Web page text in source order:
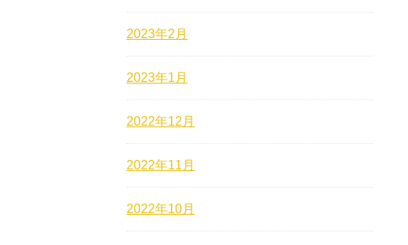
2023年2月
2023年1月
2022年12月
2022年11月
2022年10月